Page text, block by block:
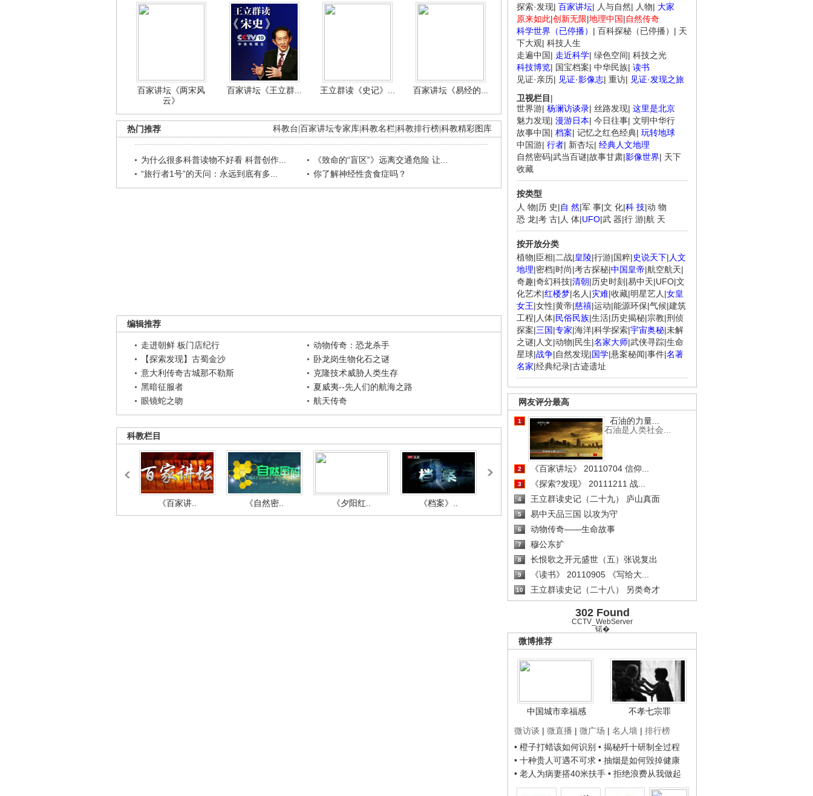
探索·发现| 百家讲坛| 人与自然| 人物| 大家
原来如此|创新无限|地理中国|自然传奇
科学世界（已停播） | 百科探秘（已停播） | 天
下大观| 科技人生
走遍中国| 走近科学| 绿色空间| 科技之光
科技博览| 国宝档案| 中华民族| 读书
见证·亲历| 见证·影像志| 重访| 见证·发现之旅
卫视栏目 |
世界游| 杨澜访谈录| 丝路发现| 这里是北京
魅力发现| 漫游日本| 今日往事| 文明中华行
故事中国| 档案| 记忆之红色经典| 玩转地球
中国游| 行者| 新杏坛| 经典人文地理
自然密码|武当百谜|故事甘肃|影像世界| 天下
收藏
按类型
人 物|历 史|自 然|军 事|文 化|科 技|动 物
恐 龙|考 古| 人 体|UFO|武 器|行 游|航 天
按开放分类
植物|臣相|二战|皇陵|行游|国粹|史说天下| 人文
地理|密档|时尚|考古探秘|中国皇帝|航空航天|
奇趣|奇幻科技|清朝|历史时刻 |易中天|UFO|文
化艺术|红楼梦|名人 |灾难|收藏|明星艺人 |女皇
女王|女性|黄帝|慈禧|运动|能源环保|气候|建筑
工程| 人体|民俗民族|生活|历史揭秘|宗教|刑侦
探案|三国|专家|海洋|科学探索|宇宙奥秘|未解
之谜| 人文|动物|民生|名家大师|武侠寻踪|生命
星球|战争|自然发现|国学|悬案秘闻|事件|名著
名家|经典纪录|古迹遗址
网友评分最高
1
石油的力量...
石油是人类社会...
2 《百家讲坛》 20110704 信仰...
3 《探索?发现》 20111211 战...
4 王立群读史记（二十九） 庐山真面
5 易中天品三国 以攻为守
6 动物传奇——生命故事
7 穆公东扩
8 长恨歌之开元盛世（五）张说复出
9 《读书》 20110905 《写给大...
10 王立群读史记（二十八） 另类奇才
302 Found
CCTV_WebServer
锘�
微博推荐
中国城市幸福感
不孝七宗罪
微访谈 | 微直播 | 微广场 | 名人墙 | 排行榜
• 橙子打蜡该如何识别 • 揭秘歼十研制全过程
• 十种贵人可遇不可求 • 抽烟是如何毁掉健康
• 老人为病妻搭40米扶手 • 拒绝浪费从我做起
百家讲坛《两宋风
云》
百家讲坛《王立群... 王立群读《史记》... 百家讲坛《易经的...
科教台 百家讲坛专家库 科教名栏 科教排行榜 科教精彩图库
热门推荐
为什么很多科普读物不好看 科普创作...
《致命的“盲区”》远离交通危险 让...
“旅行者1号”的天问：永远到底有多...
你了解神经性贪食症吗？
编辑推荐
走进朝鲜 板门店纪行
动物传奇：恐龙杀手
【探索发现】古蜀金沙
卧龙岗生物化石之谜
意大利传奇古城那不勒斯
克隆技术威胁人类生存
黑暗征服者
夏威夷--先人们的航海之路
眼镜蛇之吻
航天传奇
科教栏目
《百家讲.. 《自然密.. 《夕阳红.. 《档案》.. 《人与自.. 《经典人..